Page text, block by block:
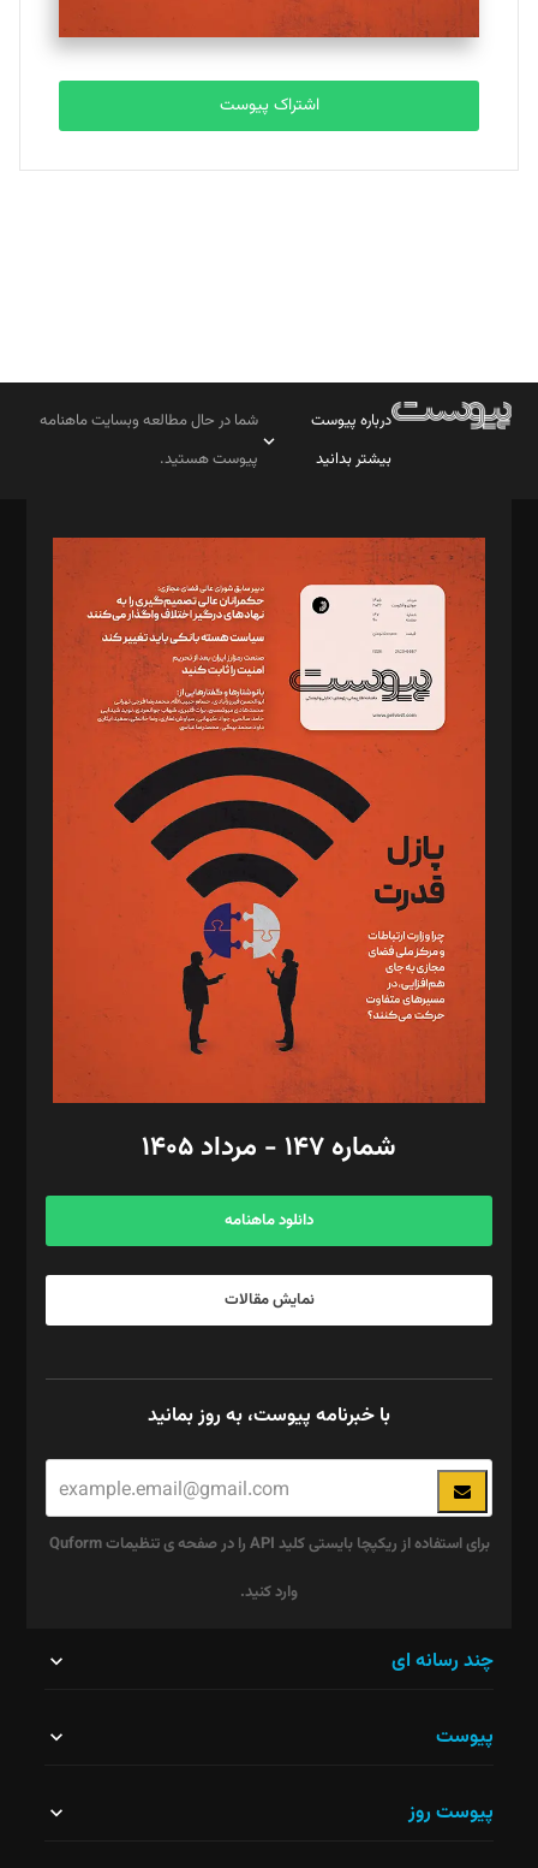
مصطفی مسجدی آرانی
تحریریه
بابک نقاش
تحریریه
اشتراک پیوست
درباره پیوست
بیشتر بدانید
شما در حال مطالعه وبسایت ماهنامه
پیوست هستید.
مدیر مسئول: محمدباقر اثنی‌عشری
سردبیر: مهرک محمودی
دبیر تحریریه: میثم قاسمی
د‌بیر ناداستان: سمانه سمیع
د‌بیر خدمت و تجارت: ابوالفضل رجبی
د‌بیر حقوق فناوری: حسام‌الدین ایپکچی
د‌بیر پیوست جهان: مینا پاکدل
د‌بیر تحریریه آنلاین: بابک نقاش
تحریریه‌: مجتبی محمود‌ی، آرش برهمند، یسنا امان‌پور، سروش کرمیان،
مصطفی مسجدی آرانی، ابوالفضل رجبی، زهرا فکرانه، فائزه فتحی
رستمی،مصطفی باستان
ویرایش: نگار استاد‌‌آقا
طراح یونیفرم: مجید توکلی
فیلمبرداری و عکاسی: امیر شفیعی، مانی لطفی زاده
گرافیک و صفحه‌آرایی: سید‌سبحان‌علی ثابت
مد‌یر توسعه تجاری: کامبیز برید‌
امور مالی: شاپور رهبری، محمد‌ کاظمی‌نیا
آگهی و مشترکین: ۰۹۱۹۹۹۹۰۴۵۴
شماره ۱۴۷ - مرداد ۱۴۰۵
دانلود ماهنامه
نمایش مقالات
با خبرنامه پیوست، به روز بمانید
برای استفاده از ریکپچا بایستی کلید API را در صفحه ی تنظیمات Quform
وارد کنید.
نباید
چند رسانه ای
پیوست
پیوست روز